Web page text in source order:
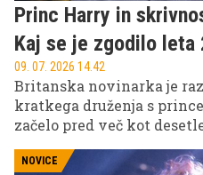
Princ Harry in
Kaj se je zgodilo leta
09. 07. 2026 14.42
Britanska novinarka je
kratkega druženja s
začelo pred več kot
Susseški še priljubljen
najbolj prepoznavnih
NOVICE